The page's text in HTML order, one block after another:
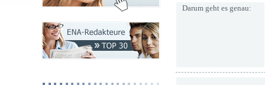
Darum geht es genau: